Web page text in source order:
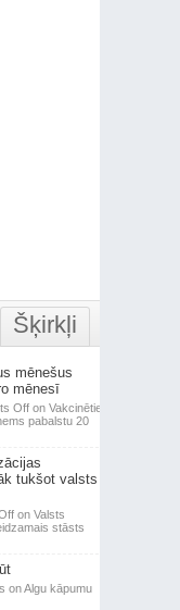
Šķirkļi
mēnešus
mēnesī
Offon Vakcinētie
pabalstu 20
tukšot valsts
on Valsts
stāsts
on Algu kāpumu